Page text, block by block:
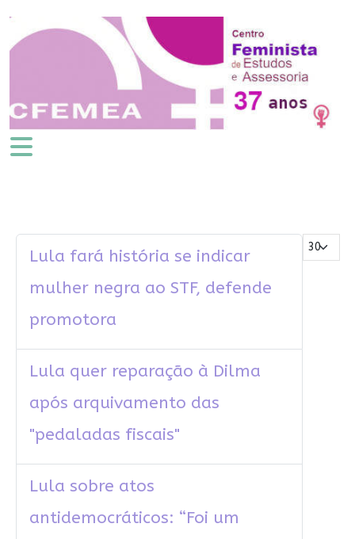
Mostrar #
Lula fará história se indicar
mulher negra ao STF, defende
promotora
Lula quer reparação à Dilma
após arquivamento das
"pedaladas fiscais"
Lula sobre atos
antidemocráticos: “Foi um